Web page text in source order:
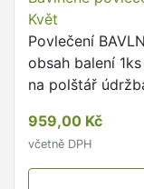
Květ
Povlečení
obsah balení
na polštář
uzávěry
959,00 Kč
včetně DPH